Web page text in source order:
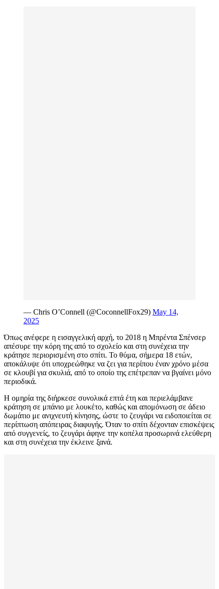
— Chris O’Connell (@CoconnellFox29) May 14,
2025
Όπως ανέφερε η εισαγγελική αρχή, το 2018 η Μπρέντα Σπένσερ
απέσυρε την κόρη της από το σχολείο και στη συνέχεια την
κράτησε περιορισμένη στο σπίτι. Το θύμα, σήμερα 18 ετών,
αποκάλυψε ότι υποχρεώθηκε να ζει για περίπου έναν χρόνο μέσα
σε κλουβί για σκυλιά, από το οποίο της επέτρεπαν να βγαίνει μόνο
περιοδικά.
Η ομηρία της διήρκεσε συνολικά επτά έτη και περιελάμβανε
κράτηση σε μπάνιο με λουκέτο, καθώς και απομόνωση σε άδειο
δωμάτιο με ανιχνευτή κίνησης, ώστε το ζευγάρι να ειδοποιείται σε
περίπτωση απόπειρας διαφυγής. Όταν το σπίτι δέχονταν επισκέψεις
από συγγενείς, το ζευγάρι άφηνε την κοπέλα προσωρινά ελεύθερη
και στη συνέχεια την έκλεινε ξανά.